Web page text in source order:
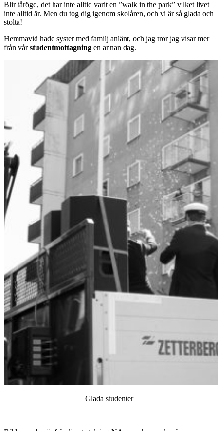
Blir tårögd, det har inte alltid varit en ”walk in the park” vilket livet
inte alltid är. Men du tog dig igenom skolåren, och vi är så glada och
stolta!
Hemmavid hade syster med familj anlänt, och jag tror jag visar mer
från vårstudentmottagning en annan dag.
Glada studenter